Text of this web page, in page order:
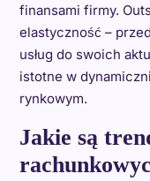
finansami firmy.
elastyczność –
usług do swoich
istotne w
rynkowym.
Jakie są